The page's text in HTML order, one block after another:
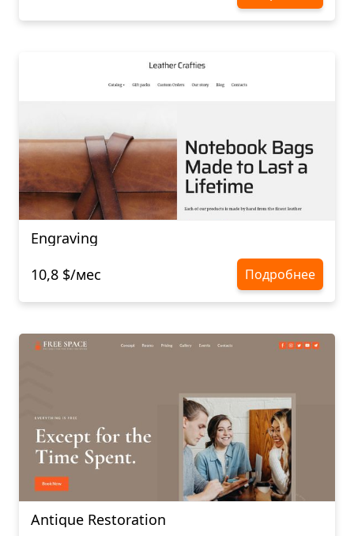
Engraving
10,8 $/мес
Подробнее
Antique Restoration